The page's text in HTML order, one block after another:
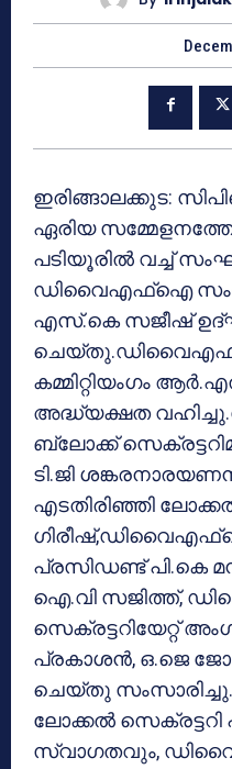
ഇരിങ്ങാലക്കുട:
ഏരിയ
പടിയൂരിൽ വച്ച്
ഡിവൈഎഫ്ഐ
എസ്.കെ സജീഷ്
കമ്മിറ്റിയംഗം
അദ്ധ്യക്ഷത
ബ്ലോക്ക്
ടി.ജി
എടതിരിഞ്ഞി
പ്രസിഡണ്ട് പി.കെ
ഐ.വി സജിത്ത്,
സെക്രട്ടറിയേറ്റ്
പ്രകാശൻ, ഒ.ജെ
ചെയ്തു
ലോക്കൽ സെക്രട്ടറി
സ്വാഗതവും,